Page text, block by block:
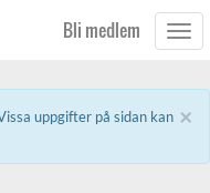
Bli medlem
×
uppgifter på sidan kan